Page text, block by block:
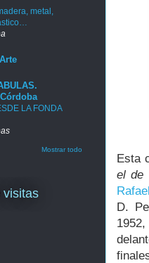
Esta
el de
D.
metal,
LA FONDA
Mostrar todo
visitas